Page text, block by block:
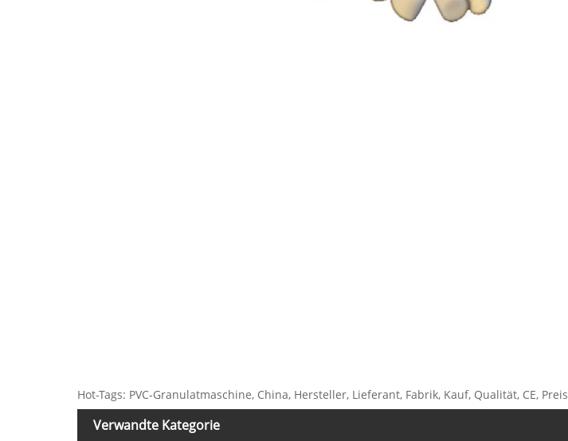
Hot-Tags: PVC-Granulatmaschine, China, Hersteller, Lieferant, Fabrik, Kauf, Qualität, CE, Preis
Verwandte Kategorie